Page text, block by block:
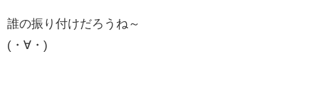
誰の振り付けだろうね～
(・∀・)